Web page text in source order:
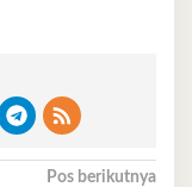
Pos berikutnya